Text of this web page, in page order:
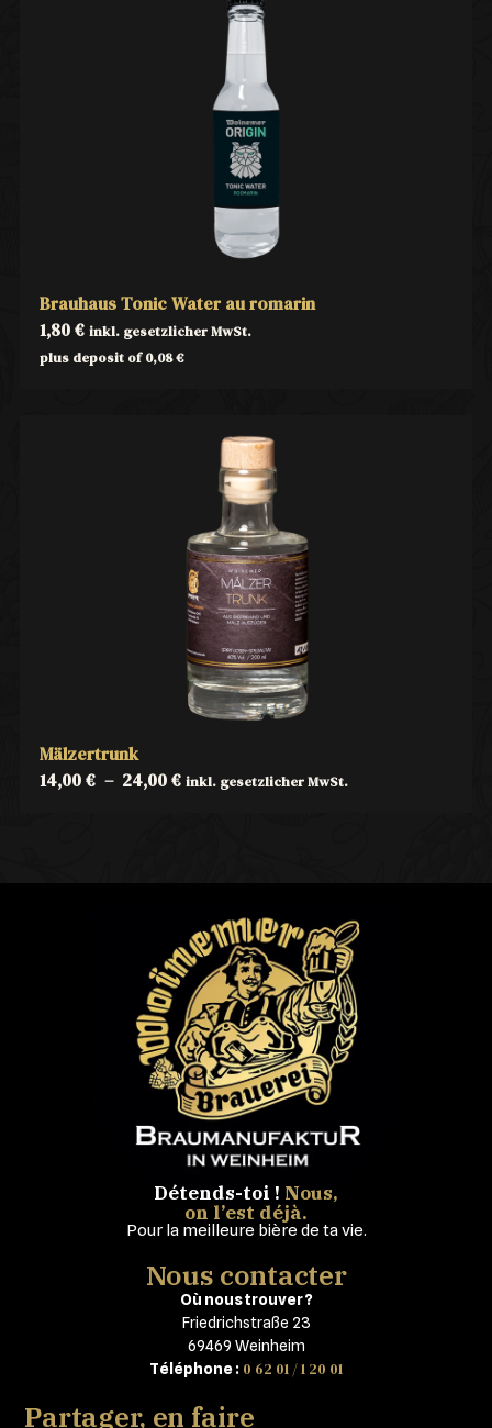
Brauhaus Tonic Water au romarin
1,80€ inkl. gesetzlicher MwSt.
plus deposit of0,08€
Mälzertrunk
14,00€ – 24,00€ inkl. gesetzlicher MwSt.
Détends-toi ! Nous,
on l’est déjà.
Pour la meilleure bière de ta vie.
Nous contacter
Où nous trouver ?
Friedrichstraße 23
69469 Weinheim
Téléphone : 0 62 01 / 1 20 01
Partager, en faire